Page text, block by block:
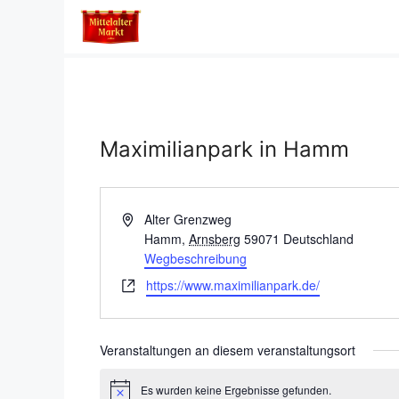
Maximilianpark in Hamm
A
e
s
s
Alter Grenzweg
Hamm, Arnsberg 59071 Deutschland
Wegbeschreibung
W
b
i
https://www.maximilianpark.de/
Veranstaltungen an diesem veranstaltungsort
H
Es wurden keine Ergebnisse gefunden.